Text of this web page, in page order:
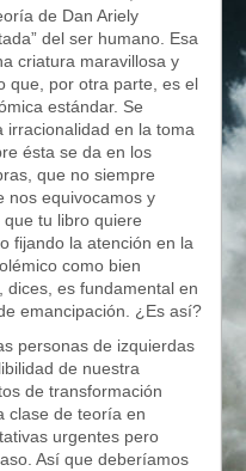
de Dan Ariely
del ser humano. Esa
criatura maravillosa y
que, por otra parte, es el
estándar. Se
irracionalidad en la toma
ésta se da en los
que no siempre
nos equivocamos y
tu libro quiere
fijando la atención en la
como bien
es fundamental en
emancipación. ¿Es así?
personas de izquierdas
de nuestra
de transformación
clase de teoría en
urgentes pero
Así que deberíamos